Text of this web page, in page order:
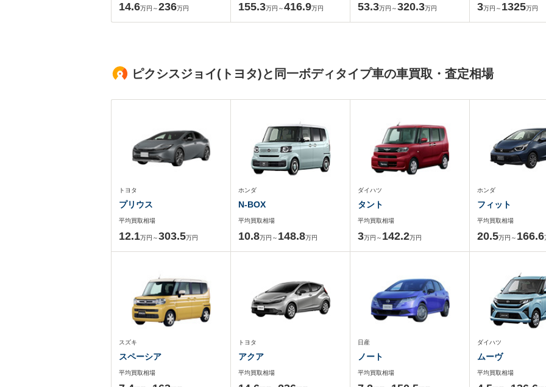
14.6万円～236万円 155.3万円～416.9万円 53.3万円～320.3万円 3万円～ 1325万円
ピクシスジョイ(トヨタ)と同一ボディタイプ車の車買取・査定相場
トヨタ
プリウス
平均買取相場
12.1万円～303.5万円
ホンダ
N-BOX
平均買取相場
10.8万円～ 148.8万円
ダイハツ
タント
平均買取相場
3万円～ 142.2万円
ホンダ
フィット
平均買取相場
20.5万円～ 166.6
スズキ
スペーシア
平均買取相場
トヨタ
アクア
平均買取相場
日産
ノート
平均買取相場
ダイハツ
ムーヴ
平均買取相場